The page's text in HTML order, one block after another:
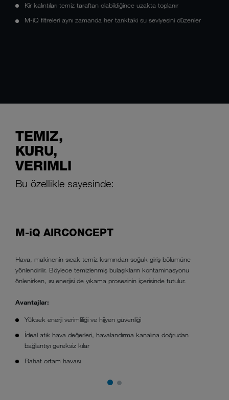
Kir kalıntıları temiz taraftan olabildiğince uzakta toplanır
M-iQ filtreleri aynı zamanda her tanktaki su seviyesini düzenler
TEMIZ,
KURU,
VERIMLI
Bu özellikle sayesinde:
M-iQ AIRCONCEPT
Hava, makinenin sıcak temiz kısmından soğuk giriş bölümüne
yönlendirilir. Böylece temizlenmiş bulaşıkların kontaminasyonu
önlenirken, ısı enerjisi de yıkama prosesinin içerisinde tutulur.
Avantajlar:
Yüksek enerji verimliliği ve hijyen güvenliği
İdeal atık hava değerleri, havalandırma kanalına doğrudan
bağlantıyı gereksiz kılar
Rahat ortam havası